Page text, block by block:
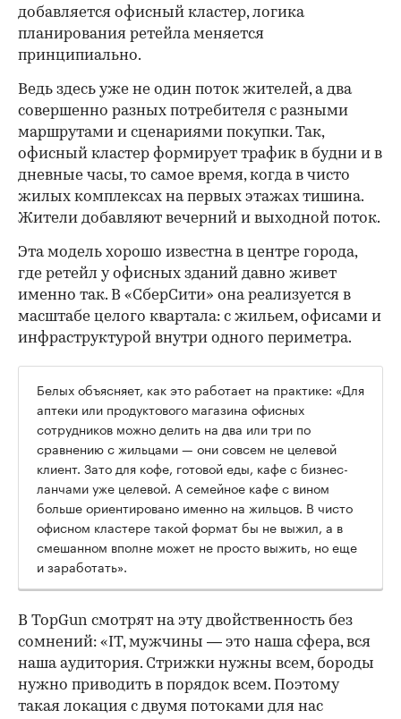
добавляется офисный кластер, логика
планирования ретейла меняется
принципиально.
Ведь здесь уже не один поток жителей, а два
совершенно разных потребителя с разными
маршрутами и сценариями покупки. Так,
офисный кластер формирует трафик в будни и в
дневные часы, то самое время, когда в чисто
жилых комплексах на первых этажах тишина.
Жители добавляют вечерний и выходной поток.
Эта модель хорошо известна в центре города,
где ретейл у офисных зданий давно живет
именно так. В «СберСити» она реализуется в
масштабе целого квартала: с жильем, офисами и
инфраструктурой внутри одного периметра.
Белых объясняет, как это работает на практике: «Для
аптеки или продуктового магазина офисных
сотрудников можно делить на два или три по
сравнению с жильцами — они совсем не целевой
клиент. Зато для кофе, готовой еды, кафе с бизнес-
ланчами уже целевой. А семейное кафе с вином
больше ориентировано именно на жильцов. В чисто
офисном кластере такой формат бы не выжил, а в
смешанном вполне может не просто выжить, но еще
и заработать».
В TopGun смотрят на эту двойственность без
сомнений: «IT, мужчины — это наша сфера, вся
наша аудитория. Стрижки нужны всем, бороды
нужно приводить в порядок всем. Поэтому
такая локация с двумя потоками для нас